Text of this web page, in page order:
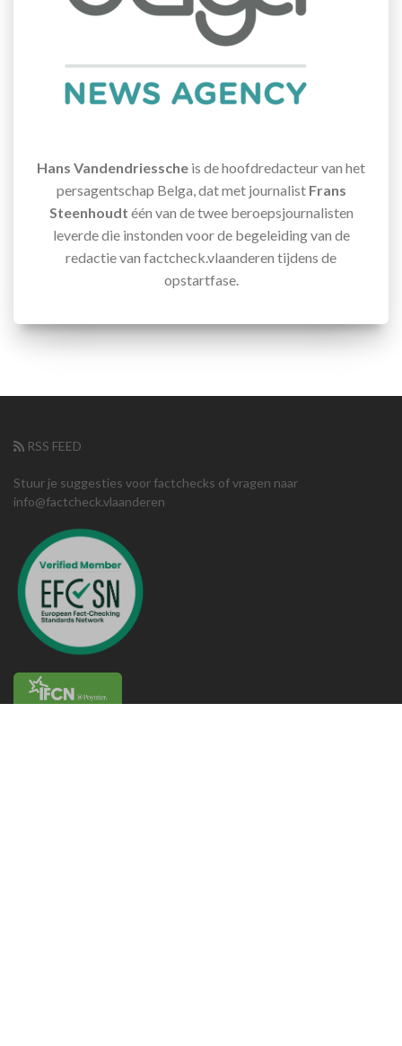
Hans Vandendriessche is de hoofdredacteur van het
persagentschap Belga, dat met journalist Frans
Steenhoudt één van de twee beroepsjournalisten
leverde die instonden voor de begeleiding van de
redactie van factcheck.vlaanderen tijdens de
opstartfase.
RSS FEED
Stuur je suggesties voor factchecks of vragen naar
info@factcheck.vlaanderen